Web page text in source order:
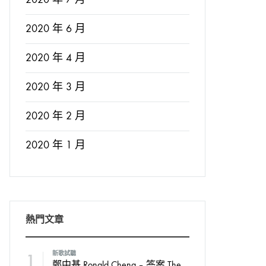
2020 年 6 月
2020 年 4 月
2020 年 3 月
2020 年 2 月
2020 年 1 月
熱門文章
1 新歌試聽